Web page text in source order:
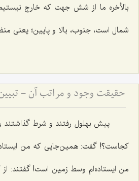
بالأخره ما از شش جهت که خارج
شمال است، جنوب، بالا و پایین؛‌ یعنی
پیش بهلول رفتند و شرط گذاشتند
کجاست؟! گفت: همین‌جایی که من
من ایستاده‌ام وسط زمین است! گفتند: